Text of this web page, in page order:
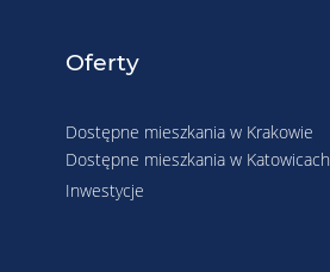
Oferty
Dostępne mieszkania w Krakowie
Dostępne mieszkania w Katowicach
Inwestycje